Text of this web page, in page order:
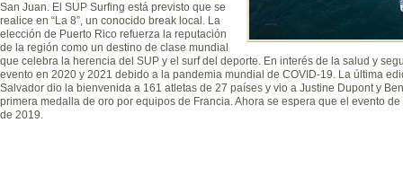
San Juan. El SUP Surfing está previsto que se
realice en “La 8”, un conocido break local. La
elección de Puerto Rico refuerza la reputación
de la región como un destino de clase mundial
que celebra la herencia del SUP y el surf del deporte. En interés de la salud y
evento en 2020 y 2021 debido a la pandemia mundial de COVID-19. La última
Salvador dio la bienvenida a 161 atletas de 27 países y vio a Justine Dupont y
primera medalla de oro por equipos de Francia. Ahora se espera que el evento
de 2019.